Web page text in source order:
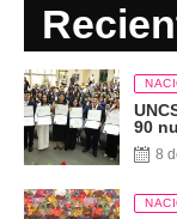
90
8